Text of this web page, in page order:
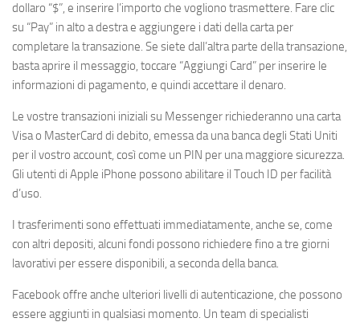
dollaro “$”, e inserire l’importo che vogliono trasmettere. Fare clic
su “Pay” in alto a destra e aggiungere i dati della carta per
completare la transazione. Se siete dall’altra parte della transazione,
basta aprire il messaggio, toccare “Aggiungi Card” per inserire le
informazioni di pagamento, e quindi accettare il denaro.
Le vostre transazioni iniziali su Messenger richiederanno una carta
Visa o MasterCard di debito, emessa da una banca degli Stati Uniti
per il vostro account, così come un PIN per una maggiore sicurezza.
Gli utenti di Apple iPhone possono abilitare il Touch ID per facilità
d’uso.
I trasferimenti sono effettuati immediatamente, anche se, come
con altri depositi, alcuni fondi possono richiedere fino a tre giorni
lavorativi per essere disponibili, a seconda della banca.
Facebook offre anche ulteriori livelli di autenticazione, che possono
essere aggiunti in qualsiasi momento. Un team di specialisti